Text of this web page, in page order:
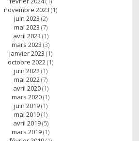
novembre 2023 (1)
juin 2023 (2)
mai 2023 (7)
avril 2023 (1)
mars 2023 (3)
janvier 2023 (1)
octobre 2022(1)
juin 2022(1)
mai 2022(7)
avril 2020(1)
mars 2020(1)
juin 2019(1)
mai 2019(1)
avril 2019(5)
mars 2019(1)